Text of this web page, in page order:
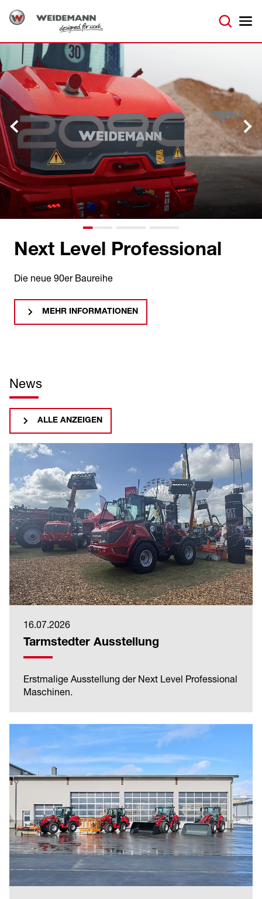
Next Level Professional
Die neue 90er Baureihe
MEHR INFORMATIONEN
MEHR INFORMATIONEN
News
ALLE ANZEIGEN
16.07.2026
Tarmstedter Ausstellung
Erstmalige Ausstellung der Next Level Professional
Maschinen.